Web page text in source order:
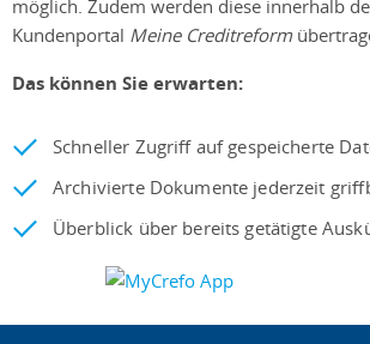
möglich. Zudem werden diese innerhalb
Kundenportal Meine Creditreform
Das können Sie erwarten:
Schneller Zugriff auf gespeicherte
Archivierte Dokumente jederzeit
Überblick über bereits getätigte